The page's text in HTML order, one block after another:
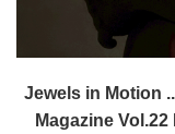
Jewels in Motion
Magazine